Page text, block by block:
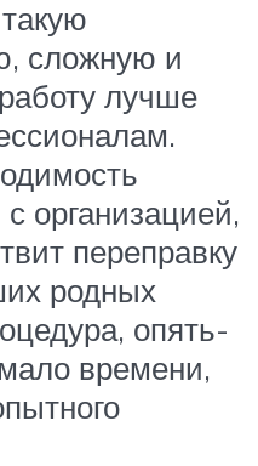
сложную и
лучше
организацией,
переправку
родных
опять-
времени,